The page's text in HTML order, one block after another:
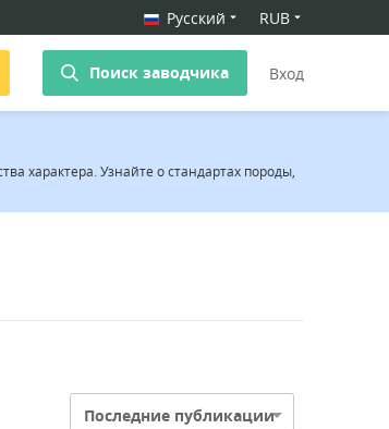
Русский RUB
Поиск заводчика Вход
характера. Узнайте о стандартах породы,
Последние публикации